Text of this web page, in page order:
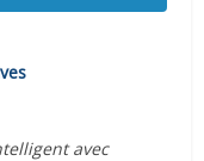
avec